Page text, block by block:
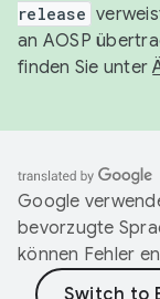
release
an AOSP
finden Sie unter
Google
bevorzugte
können Fehler